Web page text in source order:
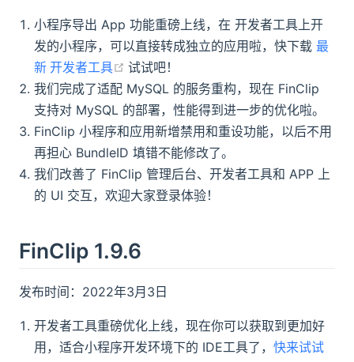
小程序导出 App 功能重磅上线，在 开发者工具上开
发的小程序，可以直接转成独立的应用啦，快下载最
新 开发者工具
(opens new window)
试试吧！
我们完成了适配 MySQL 的服务重构，现在 FinClip
支持对 MySQL 的部署，性能得到进一步的优化啦。
FinClip 小程序和应用新增禁用和重设功能，以后不用
再担心 BundleID 填错不能修改了。
我们改善了 FinClip 管理后台、开发者工具和 APP 上
的 UI 交互，欢迎大家登录体验！
FinClip 1.9.6
发布时间：2022年3月3日
开发者工具重磅优化上线，现在你可以获取到更加好
用，适合小程序开发环境下的 IDE工具了，快来试试